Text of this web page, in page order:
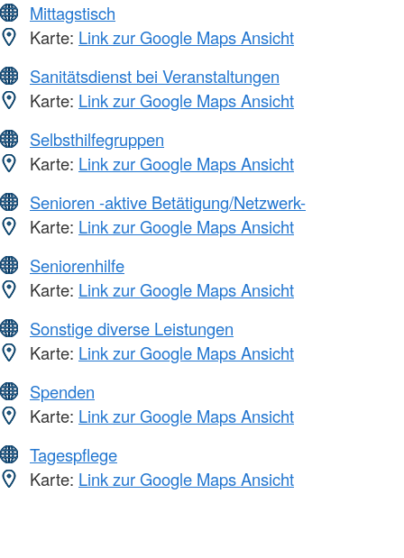
Mittagstisch
Karte: Link zur Google Maps Ansicht
Sanitätsdienst bei Veranstaltungen
Karte: Link zur Google Maps Ansicht
Selbsthilfegruppen
Karte: Link zur Google Maps Ansicht
Senioren -aktive Betätigung/Netzwerk-
Karte: Link zur Google Maps Ansicht
Seniorenhilfe
Karte: Link zur Google Maps Ansicht
Sonstige diverse Leistungen
Karte: Link zur Google Maps Ansicht
Spenden
Karte: Link zur Google Maps Ansicht
Tagespflege
Karte: Link zur Google Maps Ansicht